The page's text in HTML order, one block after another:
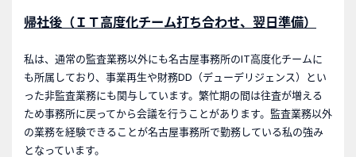
帰社後（ＩＴ高度化チーム打ち合わせ、翌日準備）
私は、通常の監査業務以外にも名古屋事務所のIT高度化チームに
も所属しており、事業再生や財務DD（デューデリジェンス）とい
った非監査業務にも関与しています。繁忙期の間は往査が増える
ため事務所に戻ってから会議を行うことがあります。監査業務以外
の業務を経験できることが名古屋事務所で勤務している私の強み
となっています。